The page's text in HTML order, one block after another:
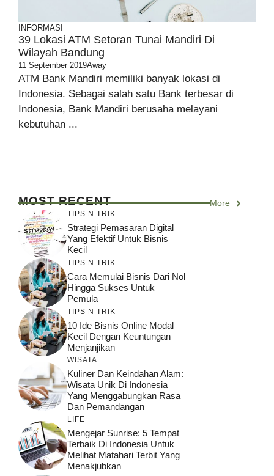
INFORMASI
39 Lokasi ATM Setoran Tunai Mandiri Di
Wilayah Bandung
11 September 2019Away
ATM Bank Mandiri memiliki banyak lokasi di
Indonesia. Sebagai salah satu Bank terbesar di
Indonesia, Bank Mandiri berusaha melayani
kebutuhan ...
MOST RECENT More
TIPS N TRIK
Strategi Pemasaran Digital
Yang Efektif Untuk Bisnis
Kecil
TIPS N TRIK
Cara Memulai Bisnis Dari Nol
Hingga Sukses Untuk
Pemula
TIPS N TRIK
10 Ide Bisnis Online Modal
Kecil Dengan Keuntungan
Menjanjikan
WISATA
Kuliner Dan Keindahan Alam:
Wisata Unik Di Indonesia
Yang Menggabungkan Rasa
Dan Pemandangan
LIFE
Mengejar Sunrise: 5 Tempat
Terbaik Di Indonesia Untuk
Melihat Matahari Terbit Yang
Menakjubkan